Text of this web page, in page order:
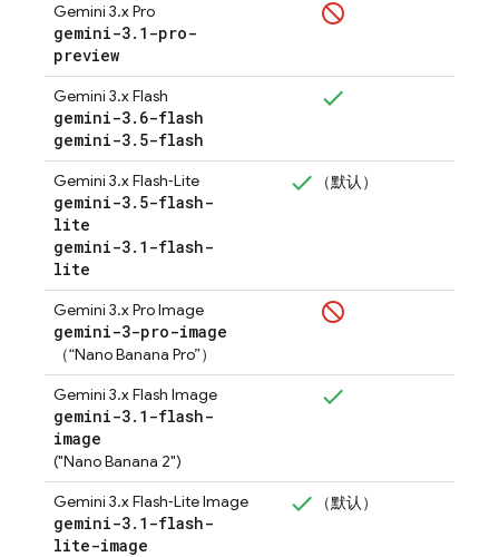
Gemini 3.x Pro
gemini-3. 1-pro-
preview
Gemini 3.x Flash
gemini-3. 6-flash
gemini-3. 5-flash
Gemini 3.x Flash‑Lite
gemini-3. 5-flash-
lite
gemini-3. 1-flash-
lite
（默认）
Gemini 3.x Pro Image
gemini-3-pro-image
（“Nano Banana Pro”）
Gemini 3.x Flash Image
gemini-3. 1-flash-
image
("Nano Banana 2")
Gemini 3.x Flash‑Lite Image
gemini-3. 1-flash-
lite-image
（默认）